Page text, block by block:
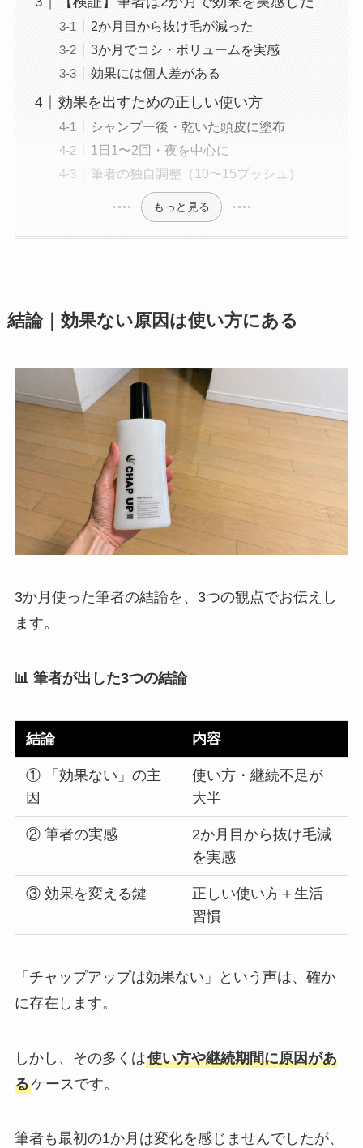
2か月目から抜け毛が減った
3か月でコシ・ボリュームを実感
効果には個人差がある
効果を出すための正しい使い方
シャンプー後・乾いた頭皮に塗布
1日1〜2回・夜を中心に
筆者の独自調整（10〜15プッシュ）
もっと見る
結論｜効果ない原因は使い方にある
3か月使った筆者の結論を、3つの観点でお伝えし
ます。
📊 筆者が出した3つの結論
結論 内容
① 「効果ない」の主
因
使い方・継続不足が
大半
② 筆者の実感
2か月目から抜け毛減
を実感
③ 効果を変える鍵
正しい使い方＋生活
習慣
「チャップアップは効果ない」という声は、確か
に存在します。
しかし、その多くは使い方や継続期間に原因があ
るケースです。
筆者も最初の1か月は変化を感じませんでしたが、